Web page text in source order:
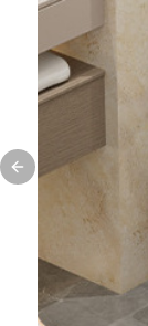
Previous slide